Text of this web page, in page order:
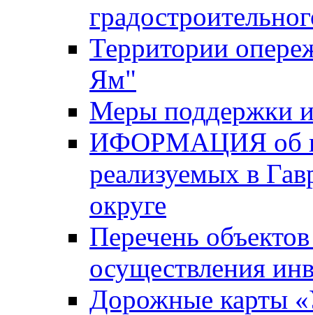
Территории
Ям"
Меры поддержки
ИФОРМАЦИЯ об
реализуемых в
округе
Перечень
осуществления
Дорожные карты